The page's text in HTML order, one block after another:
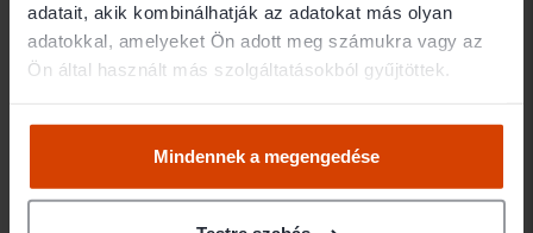
adatait, akik kombinálhatják az adatokat más olyan
adatokkal, amelyeket Ön adott meg számukra vagy az
Ön által használt más szolgáltatásokból gyűjtöttek.
Mindennek a megengedése
Dr. Bán Dániel
Dr. Bán Gergely